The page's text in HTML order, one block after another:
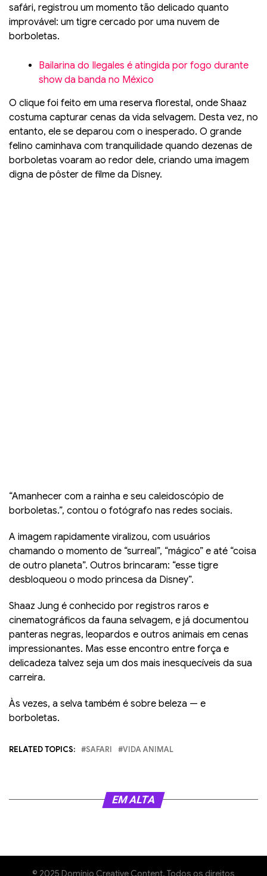
safári, registrou um momento tão delicado quanto
improvável: um tigre cercado por uma nuvem de
borboletas.
Bailarina do Ilegales é atingida por fogo durante
show da banda no México
O clique foi feito em uma reserva florestal, onde Shaaz
costuma capturar cenas da vida selvagem. Desta vez, no
entanto, ele se deparou com o inesperado. O grande
felino caminhava com tranquilidade quando dezenas de
borboletas voaram ao redor dele, criando uma imagem
digna de pôster de filme da Disney.
“Amanhecer com a rainha e seu caleidoscópio de
borboletas.”, contou o fotógrafo nas redes sociais.
A imagem rapidamente viralizou, com usuários
chamando o momento de “surreal”, “mágico” e até “coisa
de outro planeta”. Outros brincaram: “esse tigre
desbloqueou o modo princesa da Disney”.
Shaaz Jung é conhecido por registros raros e
cinematográficos da fauna selvagem, e já documentou
panteras negras, leopardos e outros animais em cenas
impressionantes. Mas esse encontro entre força e
delicadeza talvez seja um dos mais inesquecíveis da sua
carreira.
Às vezes, a selva também é sobre beleza — e
borboletas.
RELATED TOPICS: SAFARI VIDA ANIMAL
EM ALTA
© 2025 Domínio Creative Content. Todos os direitos